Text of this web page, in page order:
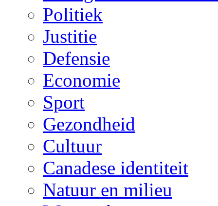
Politiek
Justitie
Defensie
Economie
Sport
Gezondheid
Cultuur
Canadese identiteit
Natuur en milieu